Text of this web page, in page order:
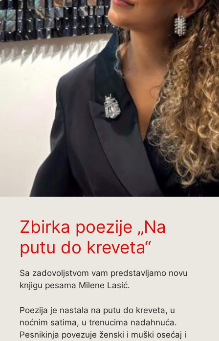
Zbirka poezije „Na
putu do kreveta“
Sa zadovoljstvom vam predstavljamo novu
knjigu pesama Milene Lasić.
Poezija je nastala na putu do kreveta, u
noćnim satima, u trenucima nadahnuća.
Pesnikinja povezuje ženski i muški osećaj i
Dekorativni predmeti
Kolekcija "Tri boje, tri reči"
Pogledajte još
© 2026 Milena Lasic • Built with GeneratePress